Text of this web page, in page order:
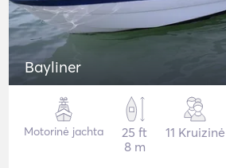
Bayliner
Motorinė jachta
25 ft
8 m
11 Kruizinė